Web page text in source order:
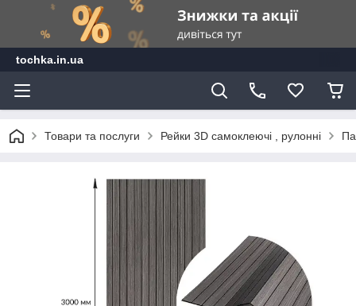
tochka.in.ua
Товари та послуги Рейки 3D самоклеючі , рулонні